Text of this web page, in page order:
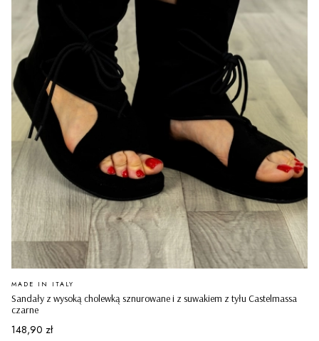
Sandały z wysoką cholewką sznurowane i z suwakiem z tyłu Castelmassa
czarne
PRODUCENT
MADE IN ITALY
Cena
148,90 zł